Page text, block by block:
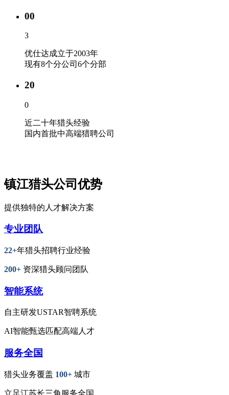
00
3
优仕达成立于2003年
现有8个分公司6个分部
20
0
近二十年猎头经验
国内首批中高端猎聘公司
镇江猎头公司优势
提供独特的人才解决方案
专业团队
22+年猎头招聘行业经验
200+ 资深猎头顾问团队
智能系统
自主研发USTAR智聘系统
AI智能甄选匹配高端人才
服务全国
猎头业务覆盖 100+ 城市
立足江苏长三角服务全国